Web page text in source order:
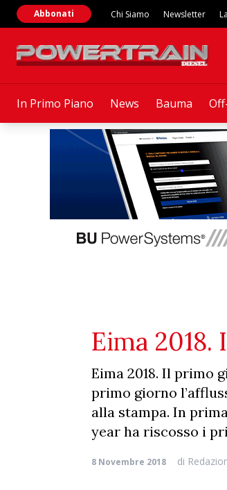
In Primo Piano News Bauma
Abbonati Chi Siamo Newsletter
Eima
Eima 2018. Il primo
primo giorno
alla stampa. In
year ha riscosso i
8 Novembre 2018 di